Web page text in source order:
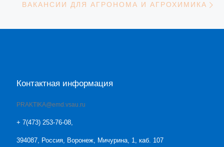
ВАКАНСИИ ДЛЯ АГРОНОМА И АГРОХИМИКА
Контактная информация
PRAKTIKA@emd.vsau.ru
+ 7(473) 253-76-08,
394087, Россия, Воронеж, Мичурина, 1, каб. 107